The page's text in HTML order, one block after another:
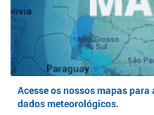
Acesse os nossos mapas
dados meteorológicos.